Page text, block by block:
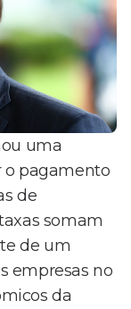
uma
o pagamento
de
somam
de um
empresas no
da